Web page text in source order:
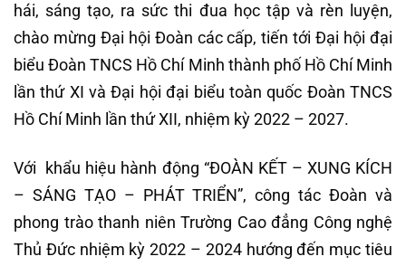
hái, sáng tạo, ra sức thi đua học tập và rèn luyện,
chào mừng Đại hội Đoàn các cấp, tiến tới Đại hội đại
biểu Đoàn TNCS Hồ Chí Minh thành phố Hồ Chí Minh
lần thứ XI và Đại hội đại biểu toàn quốc Đoàn TNCS
Hồ Chí Minh lần thứ XII, nhiệm kỳ 2022 – 2027.
Với khẩu hiệu hành động “ĐOÀN KẾT – XUNG KÍCH
– SÁNG TẠO – PHÁT TRIỂN”, công tác Đoàn và
phong trào thanh niên Trường Cao đẳng Công nghệ
Thủ Đức nhiệm kỳ 2022 – 2024 hướng đến mục tiêu